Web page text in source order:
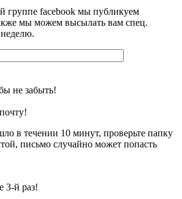
группе facebook мы публикуем
мы можем высылать вам спец.
не забыть!
в течении 10 минут, проверьте папку
письмо случайно может попасть
3-й раз!